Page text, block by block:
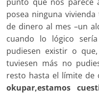
posea ninguna
de dinero al mes –un
cuando lo lógico
pudiesen existir o
tuviesen más no
resto hasta el límite de
okupar,estamos